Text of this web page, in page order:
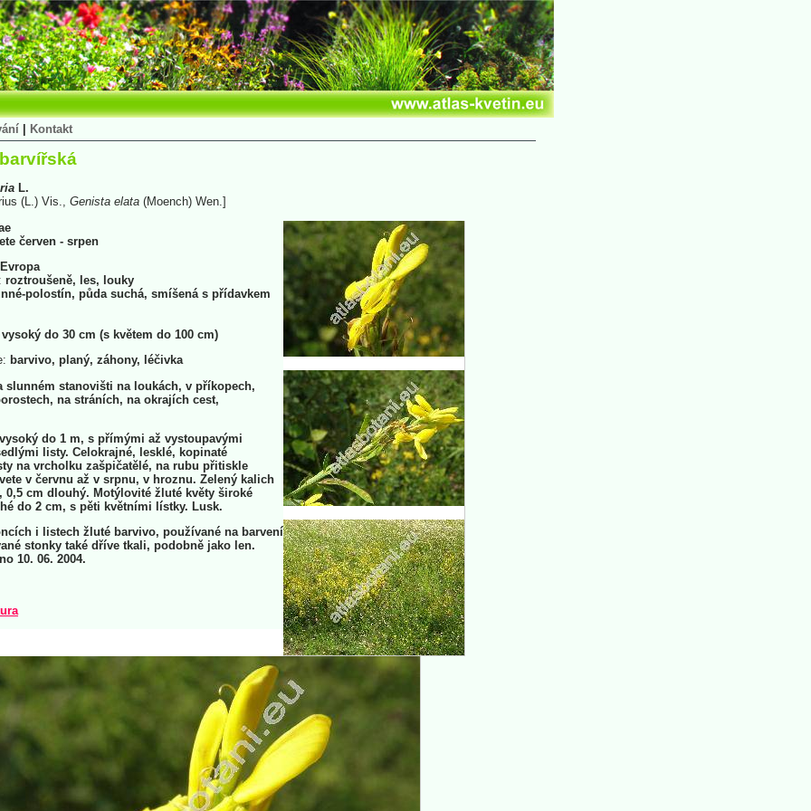
Kontakt
L.
(L.) Vis., Genista elata (Moench) Wen.]
červen - srpen
roztroušeně, les, louky
polostín, půda suchá, smíšená s přídavkem
do 30 cm (s květem do 100 cm)
barvivo, planý, záhony, léčivka
slunném stanovišti na loukách, v příkopech,
na stráních, na okrajích cest,
do 1 m, s přímými až vystoupavými
listy. Celokrajné, lesklé, kopinaté
na vrcholku zašpičatělé, na rubu přitiskle
v červnu až v srpnu, v hroznu. Zelený kalich
0,5 cm dlouhý. Motýlovité žluté květy široké
do 2 cm, s pěti květními lístky. Lusk.
i listech žluté barvivo, používané na barvení
stonky také dříve tkali, podobně jako len.
10. 06. 2004.